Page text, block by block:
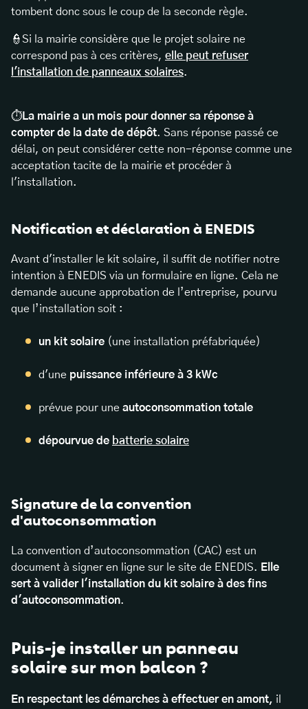
tombent donc sous le coup de la seconde règle.
👮Si la mairie considère que le projet solaire ne
correspond pas à ces critères, elle peut refuser
l'installation de panneaux solaires.
⏱️La mairie a un mois pour donner sa réponse à
compter de la date de dépôt. Sans réponse passé ce
délai, on peut considérer cette non-réponse comme une
acceptation tacite de la mairie et procéder à
l'installation.
Notification et déclaration à ENEDIS
Avant d'installer le kit solaire, il suffit de notifier notre
intention à ENEDIS via un formulaire en ligne. Cela ne
demande aucune approbation de l’entreprise, pourvu
que l’installation soit :
un kit solaire (une installation préfabriquée)
d'une puissance inférieure à 3 kWc
prévue pour une autoconsommation totale
dépourvue de batterie solaire
Signature de la convention
d'autoconsommation
La convention d’autoconsommation (CAC) est un
document à signer en ligne sur le site de ENEDIS. Elle
sert à valider l'installation du kit solaire à des fins
d'autoconsommation.
Puis-je installer un panneau
solaire sur mon balcon ?
En respectant les démarches à effectuer en amont, il